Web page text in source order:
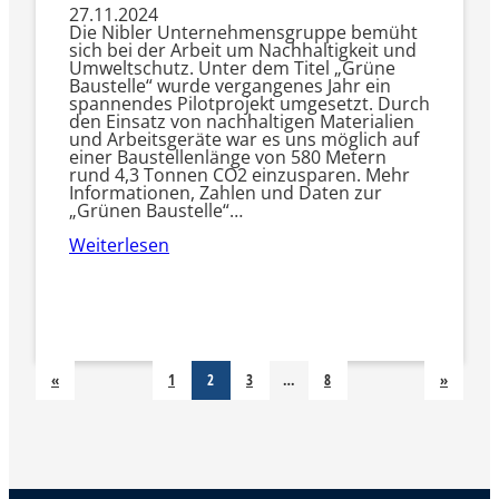
27.11.2024
Die Nibler Unternehmensgruppe bemüht
sich bei der Arbeit um Nachhaltigkeit und
Umweltschutz. Unter dem Titel „Grüne
Baustelle“ wurde vergangenes Jahr ein
spannendes Pilotprojekt umgesetzt. Durch
den Einsatz von nachhaltigen Materialien
und Arbeitsgeräte war es uns möglich auf
einer Baustellenlänge von 580 Metern
rund 4,3 Tonnen CO2 einzusparen. Mehr
Informationen, Zahlen und Daten zur
„Grünen Baustelle“…
Weiterlesen
« 1 2 3 … 8 »